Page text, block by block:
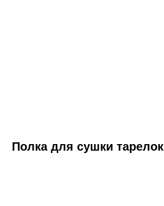
Полка для сушки тарелок